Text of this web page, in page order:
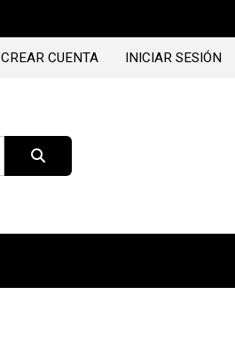
CREAR CUENTA INICIAR SESIÓN